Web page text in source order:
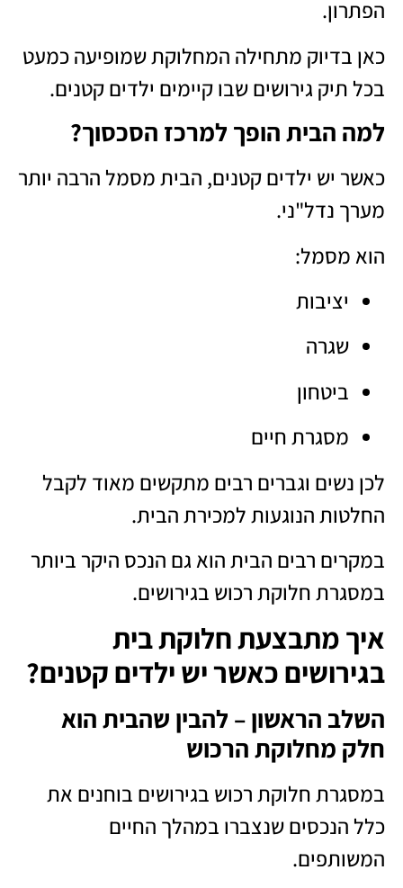
הפתרון.
כאן בדיוק מתחילה המחלוקת שמופיעה כמעט
בכל תיק גירושים שבו קיימים ילדים קטנים.
למה הבית הופך למרכז הסכסוך?
כאשר יש ילדים קטנים, הבית מסמל הרבה יותר
מערך נדל"ני.
הוא מסמל:
יציבות
שגרה
ביטחון
מסגרת חיים
לכן נשים וגברים רבים מתקשים מאוד לקבל
החלטות הנוגעות למכירת הבית.
במקרים רבים הבית הוא גם הנכס היקר ביותר
במסגרת חלוקת רכוש בגירושים.
איך מתבצעת חלוקת בית
בגירושים כאשר יש ילדים קטנים?
השלב הראשון – להבין שהבית הוא
חלק מחלוקת הרכוש
במסגרת חלוקת רכוש בגירושים בוחנים את
כלל הנכסים שנצברו במהלך החיים
המשותפים.